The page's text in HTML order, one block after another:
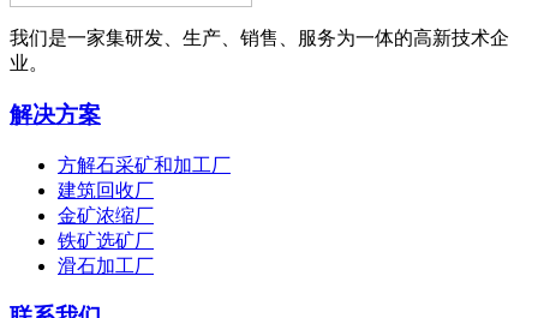
我们是一家集研发、生产、销售、服务为一体的高新技术企
业。
解决方案
方解石采矿和加工厂
建筑回收厂
金矿浓缩厂
铁矿选矿厂
滑石加工厂